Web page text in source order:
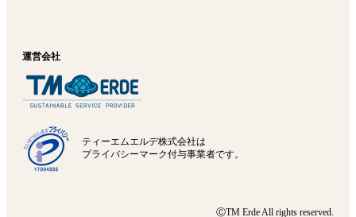
運営会社
ティーエムエルデ株式会社は
プライバシーマーク付与事業者です。
ⒸTM Erde All rights reserved.